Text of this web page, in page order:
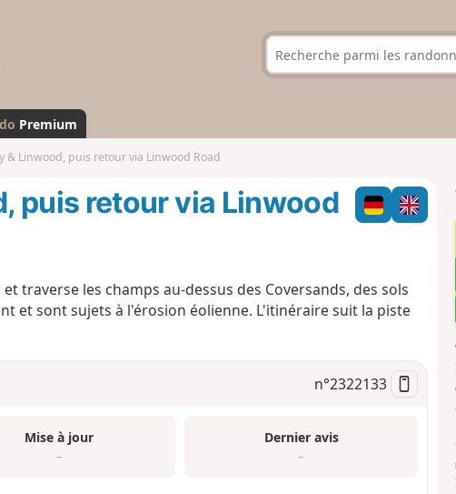
a
d
Premium
& Linwood, puis retour via Linwood Road
puis retour via Linwood
traverse les champs au-dessus des Coversands, des sols
et sont sujets à l'érosion éolienne. L'itinéraire suit la piste
n°2322133
Mise à jour
–
Dernier avis
–